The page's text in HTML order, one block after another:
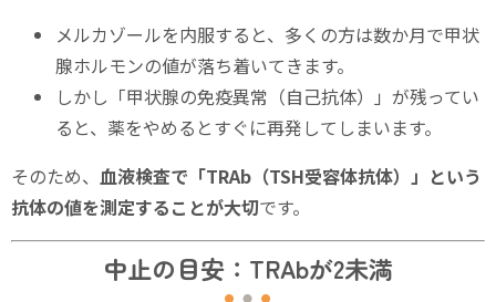
メルカゾールを内服すると、多くの方は数か月で甲状
腺ホルモンの値が落ち着いてきます。
しかし「甲状腺の免疫異常（自己抗体）」が残ってい
ると、薬をやめるとすぐに再発してしまいます。
そのため、 血液検査で「TRAb（TSH受容体抗体）」という
抗体の値を測定することが大切です。
中止の目安：TRAbが2未満